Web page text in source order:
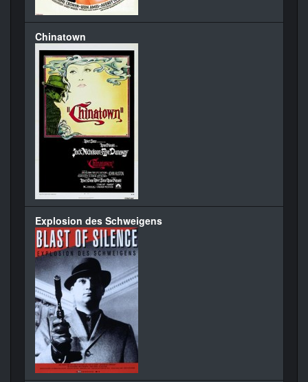
Chinatown
Explosion des Schweigens